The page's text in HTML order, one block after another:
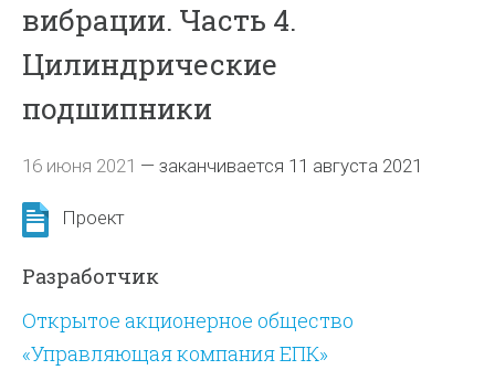
вибрации. Часть 4.
Цилиндрические
подшипники
16 июня 2021 —заканчивается 11 августа 2021
Проект
Разработчик
Открытое акционерное общество
«Управляющая компания ЕПК»